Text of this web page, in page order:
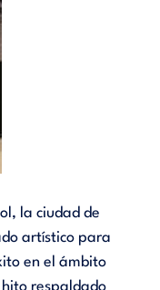
la ciudad de
artístico para
en el ámbito
respaldado